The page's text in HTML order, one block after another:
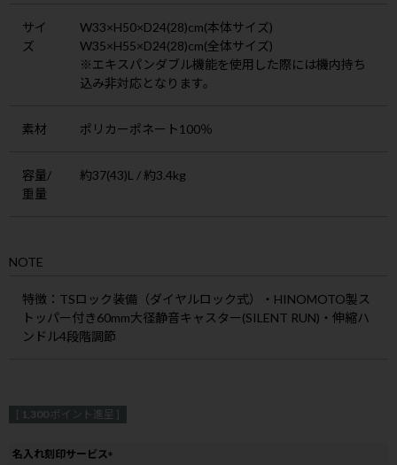
サイ
ズ
W33×H50×D24(28)cm(本体サイズ)
W35×H55×D24(28)cm(全体サイズ)
※エキスパンダブル機能を使用した際には機内持ち
込み非対応となります。
素材 ポリカーポネート100％
容量/
重量
約37(43)L / 約3.4kg
NOTE
特徴 ：TSロック装備（ダイヤルロック式）・HINOMOTO製ス
トッパー付き60mm大径静音キャスター(SILENT RUN)・伸縮ハ
ンドル4段階調節
[ 1,300 ポイント進呈 ]
名入れ刻印サービス